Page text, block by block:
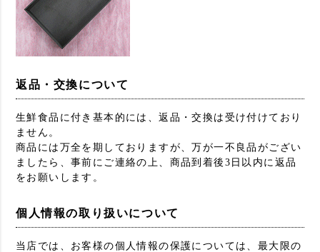
返品・交換について
生鮮食品に付き基本的には、返品・交換は受け付けており
ません。
商品には万全を期しておりますが、万が一不良品がござい
ましたら、事前にご連絡の上、商品到着後3日以内に返品
をお願いします。
個人情報の取り扱いについて
当店では、お客様の個人情報の保護については、最大限の